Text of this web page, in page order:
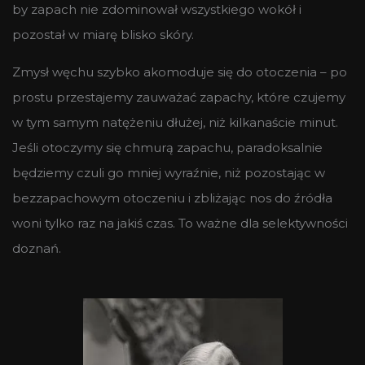
by zapach nie zdominował wszystkiego wokół i
pozostał w miarę blisko skóry.
Zmysł węchu szybko akomoduje się do otoczenia – po
prostu przestajemy zauważać zapachy, które czujemy
w tym samym natężeniu dłużej, niż kilkanaście minut.
Jeśli otoczymy się chmurą zapachu, paradoksalnie
będziemy czuli go mniej wyraźnie, niż pozostając w
bezzapachowym otoczeniu i zbliżając nos do źródła
woni tylko raz na jakiś czas. To ważne dla selektywności
doznań.